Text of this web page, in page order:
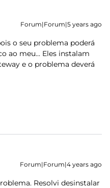
Forum|Forum|5 years ago
o seu problema poderá
ao meu... Eles instalam
e o problema deverá
Forum|Forum|4 years ago
Resolvi desinstalar